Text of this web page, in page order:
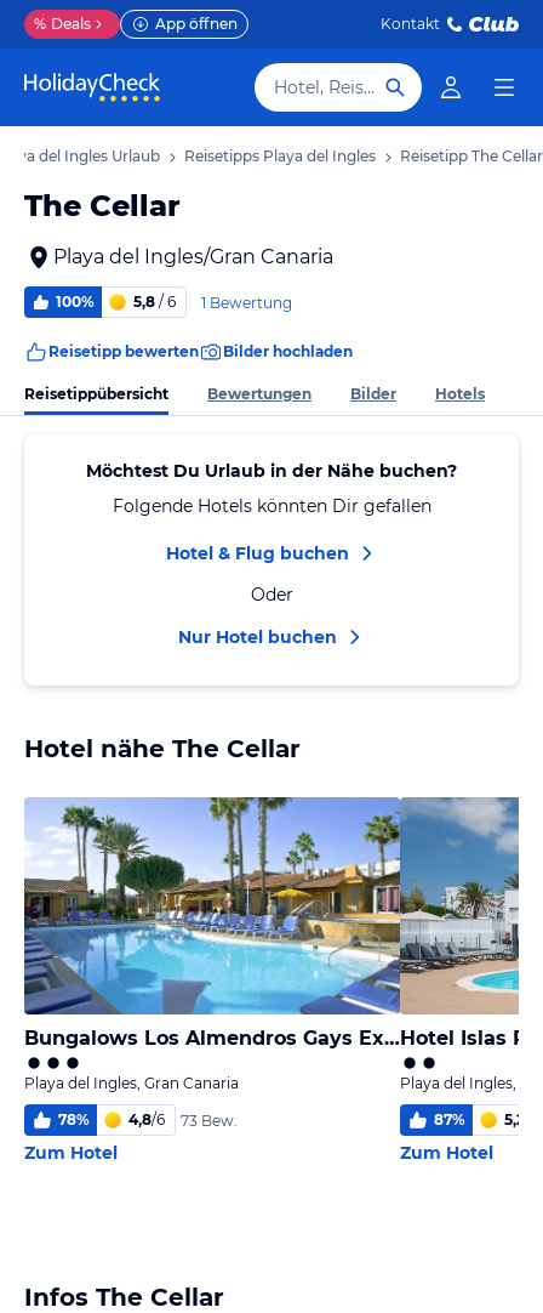
% Deals App öffnen Kontakt
Hotel, Reiseziel
del Ingles Urlaub Reisetipps Playa del Ingles Reisetipp The Cellar
The Cellar
Playa del Ingles/Gran Canaria
100% 5,8 / 6 1 Bewertung
Reisetipp bewerten Bilder hochladen
Reisetippübersicht Bewertungen Bilder Hotels
Möchtest Du Urlaub in der Nähe buchen?
Folgende Hotels könnten Dir gefallen
Hotel & Flug buchen
Oder
Nur Hotel buchen
Hotel nähe The Cellar
Bungalows Los Almendros Gays Exclusive Vacation Club - Adults only
Playa del Ingles, Gran Canaria
78% 4,8/6 73 Bew.
Zum Hotel
Hotel Islas
Playa del Ingles,
87% 5,2
Zum Hotel
Infos The Cellar